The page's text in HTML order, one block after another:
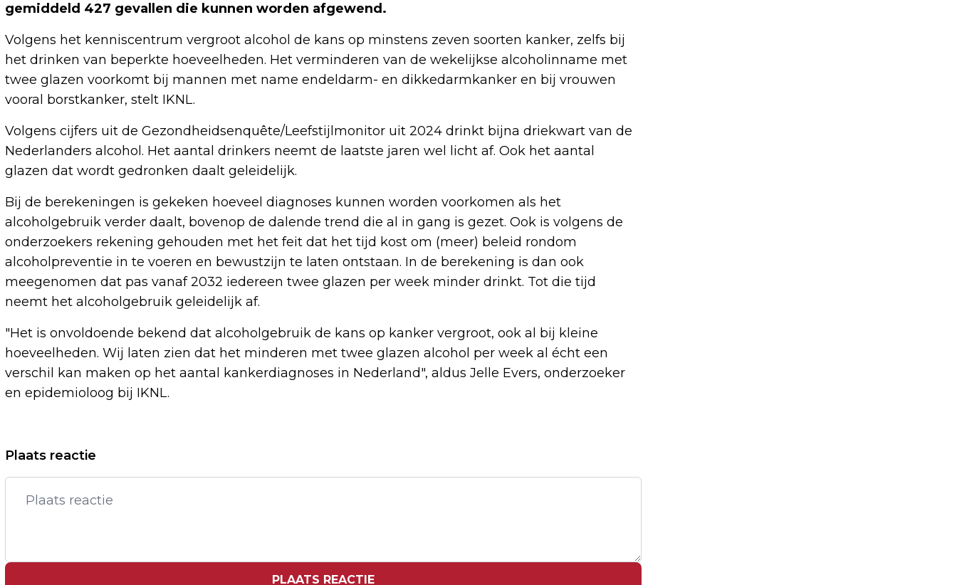
gemiddeld 427 gevallen die kunnen worden afgewend.
Volgens het kenniscentrum vergroot alcohol de kans op minstens zeven soorten kanker, zelfs bij
het drinken van beperkte hoeveelheden. Het verminderen van de wekelijkse alcoholinname met
twee glazen voorkomt bij mannen met name endeldarm- en dikkedarmkanker en bij vrouwen
vooral borstkanker, stelt IKNL.
Volgens cijfers uit de Gezondheidsenquête/Leefstijlmonitor uit 2024 drinkt bijna driekwart van de
Nederlanders alcohol. Het aantal drinkers neemt de laatste jaren wel licht af. Ook het aantal
glazen dat wordt gedronken daalt geleidelijk.
Bij de berekeningen is gekeken hoeveel diagnoses kunnen worden voorkomen als het
alcoholgebruik verder daalt, bovenop de dalende trend die al in gang is gezet. Ook is volgens de
onderzoekers rekening gehouden met het feit dat het tijd kost om (meer) beleid rondom
alcoholpreventie in te voeren en bewustzijn te laten ontstaan. In de berekening is dan ook
meegenomen dat pas vanaf 2032 iedereen twee glazen per week minder drinkt. Tot die tijd
neemt het alcoholgebruik geleidelijk af.
"Het is onvoldoende bekend dat alcoholgebruik de kans op kanker vergroot, ook al bij kleine
hoeveelheden. Wij laten zien dat het minderen met twee glazen alcohol per week al écht een
verschil kan maken op het aantal kankerdiagnoses in Nederland", aldus Jelle Evers, onderzoeker
en epidemioloog bij IKNL.
Vorig artikel
MINNESOTA KLAAGT VS-MINISTER
NOEM AAN NA ICE-SCHIETPARTIJ
CPB: BIJNA 12.000 HUURDERS VAN
Plaats reactie
PLAATS REACTIE